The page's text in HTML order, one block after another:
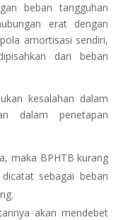
beban tangguhan
erat dengan
amortisasi sendiri,
dari beban
kesalahan dalam
dalam penetapan
maka BPHTB kurang
sebagai beban
akan mendebet